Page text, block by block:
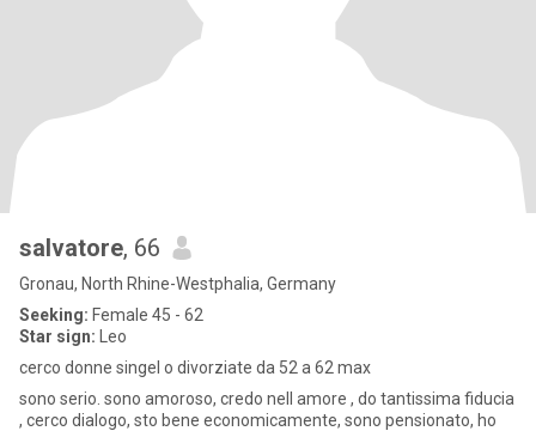
salvatore, 66
Gronau, North Rhine-Westphalia, Germany
Seeking: Female 45 - 62
Star sign: Leo
cerco donne singel o divorziate da 52 a 62 max
sono serio. sono amoroso, credo nell amore , do tantissima fiducia
, cerco dialogo, sto bene economicamente, sono pensionato, ho